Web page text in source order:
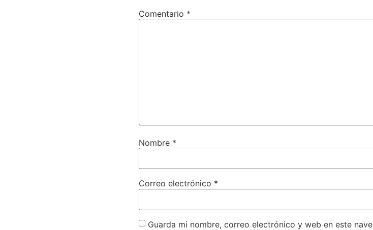
Comentario *
Nombre *
Correo electrónico *
Guarda mi nombre, correo electrónico y web en este